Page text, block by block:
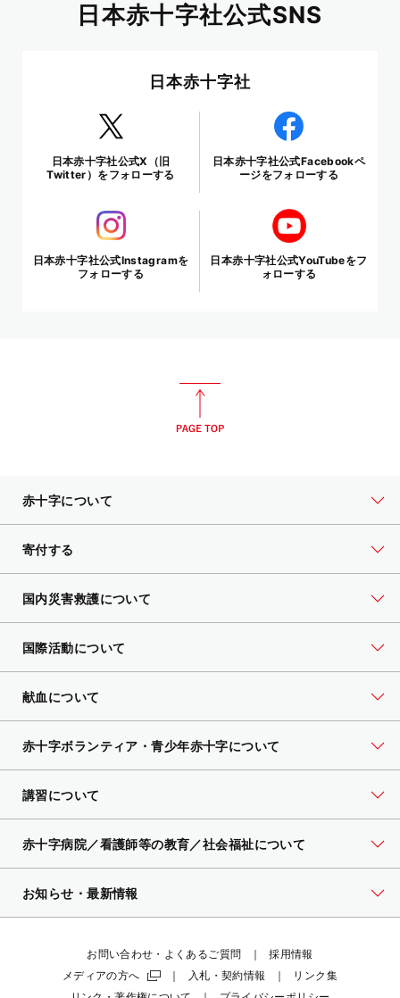
日本赤十字社公式SNS
日本赤十字社
日本赤十字社公式X（旧
Twitter）をフォローする
日本赤十字社公式Facebookペ
ージをフォローする
日本赤十字社公式Instagramを
フォローする
日本赤十字社公式YouTubeをフ
ォローする
赤十字について
寄付する
国内災害救護について
国際活動について
献血について
赤十字ボランティア・青少年赤十字について
講習について
赤十字病院／看護師等の教育／社会福祉について
お知らせ・最新情報
お問い合わせ・よくあるご質問
採用情報
メディアの方へ
入札・契約情報
リンク集